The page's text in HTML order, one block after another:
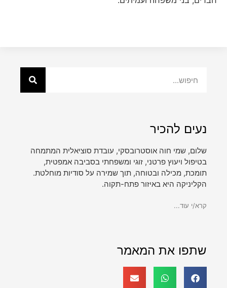
נעים להכיר
שלום, שמי חוה אוסטרובסקי, עובדת סוציאלית המתמחה
בטיפול ויעוץ פרטני, זוגי ומשפחתי בסביבה אמפטית,
תומכת, מכילה ובטוחה, תוך שמירה על סודיות מוחלטת.
הקליניקה היא באיזור פתח-תקוה.
קרא/י עוד...
שתפו את המאמר